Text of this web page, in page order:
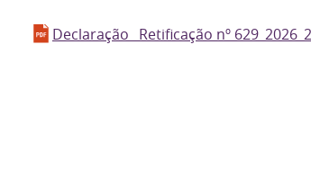
Declaração_ Retificação nº